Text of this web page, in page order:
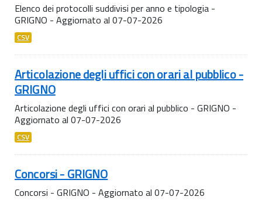
Elenco dei protocolli suddivisi per anno e tipologia -
GRIGNO - Aggiornato al 07-07-2026
CSV
Articolazione degli uffici con orari al pubblico -
GRIGNO
Articolazione degli uffici con orari al pubblico - GRIGNO -
Aggiornato al 07-07-2026
CSV
Concorsi - GRIGNO
Concorsi - GRIGNO - Aggiornato al 07-07-2026